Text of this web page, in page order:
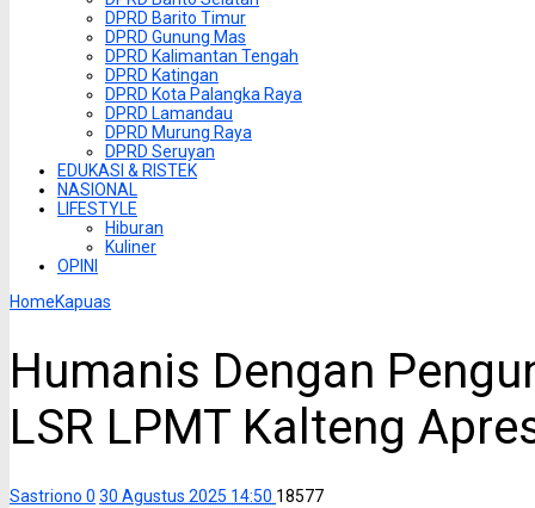
DPRD Barito Timur
DPRD Gunung Mas
DPRD Kalimantan Tengah
DPRD Katingan
DPRD Kota Palangka Raya
DPRD Lamandau
DPRD Murung Raya
DPRD Seruyan
EDUKASI & RISTEK
NASIONAL
LIFESTYLE
Hiburan
Kuliner
OPINI
HomeKapuas
Humanis Dengan
LSR LPMT Kalteng
Sastriono 0 30 Agustus 2025 14:50 18577